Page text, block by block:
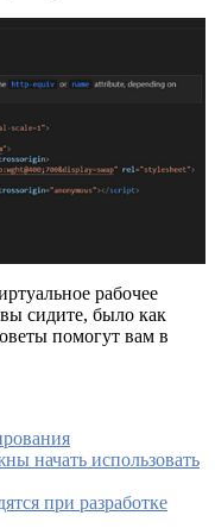
рабочее
сидите, было как
помогут вам в
начать использовать
при разработке